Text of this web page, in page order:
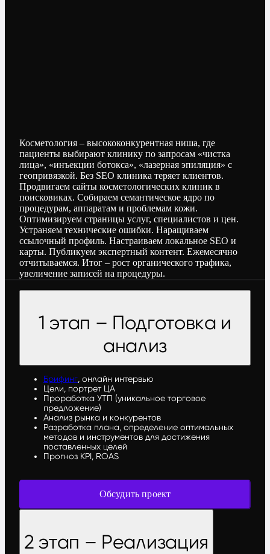
Косметология – высококонкурентная ниша, где
пациенты выбирают клинику по запросам «чистка
лица», «инъекции ботокса», «лазерная эпиляция» с
геопривязкой. Без SEO клиника теряет клиентов.
Продвигаем сайты косметологических клиник в
поисковиках. Собираем семантическое ядро по
процедурам, аппаратам и проблемам кожи.
Оптимизируем страницы услуг, специалистов и цен.
Устраняем технические ошибки. Наращиваем
ссылочный профиль. Настраиваем локальное SEO и
карты. Публикуем экспертный контент. Ежемесячно
отчитываемся. Итог – рост органического трафика,
увеличение записей на процедуры.
1 этап – Подготовка и
анализ
Брифинг, онлайн интервью
Цели, портрет ЦА
Проработка УТП (уникальное торговое
предложение)
Анализ рынка и конкурентов
Разработка плана, определение оптимальных
методов и инструментов для достижения
поставленных целей
Прогноз KPI, ROAS
Обсудить проект
2 этап – Реализация